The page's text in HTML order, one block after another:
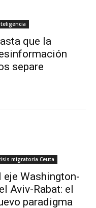
que la
separe
migratoria Ceuta
eje Washington-
Aviv-Rabat: el
paradigma